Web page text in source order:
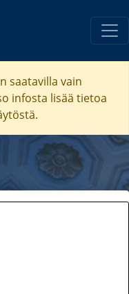
saatavilla vain
infosta lisää tietoa